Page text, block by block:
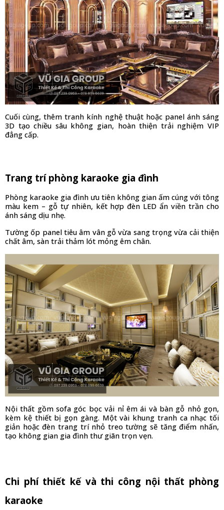
Cuối cùng, thêm tranh kính nghệ thuật hoặc panel ánh sáng
3D tạo chiều sâu không gian, hoàn thiện trải nghiệm VIP
đẳng cấp.
Trang trí phòng karaoke gia đình
Phòng karaoke gia đình ưu tiên không gian ấm cúng với tông
màu kem – gỗ tự nhiên, kết hợp đèn LED ẩn viền trần cho
ánh sáng dịu nhẹ.
Tường ốp panel tiêu âm vân gỗ vừa sang trọng vừa cải thiện
chất âm, sàn trải thảm lót mỏng êm chân.
Nội thất gồm sofa góc bọc vải nỉ êm ái và bàn gỗ nhỏ gọn,
kèm kệ thiết bị gọn gàng. Một vài khung tranh ca nhạc tối
giản hoặc đèn trang trí nhỏ treo tường sẽ tăng điểm nhấn,
tạo không gian gia đình thư giãn trọn vẹn.
Chi phí thiết kế và thi công nội thất phòng
karaoke